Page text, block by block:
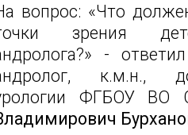
вопрос: «Что
зрения
-
к.м.н.,
ФГБОУ ВО